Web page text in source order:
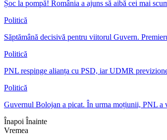
Șoc la pompă! România a ajuns să aibă cei mai
Politică
Săptămână decisivă pentru viitorul Guvern.
Politică
PNL respinge alianța cu PSD, iar UDMR
Politică
Guvernul Bolojan a picat. În urma moțiunii, PNL a
Înapoi Înainte
Vremea